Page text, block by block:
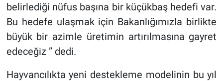
belirlediği nüfus başına bir küçükbaş hedefi var.
Bu hedefe ulaşmak için Bakanlığımızla birlikte
büyük bir azimle üretimin artırılmasına gayret
edeceğiz ” dedi.
Hayvancılıkta yeni destekleme modelinin bu yıl